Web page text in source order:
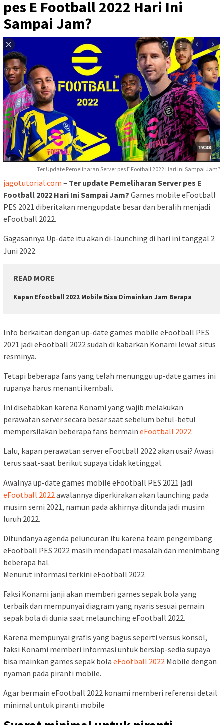
pes E Football 2022 Hari Ini
Sampai Jam?
Ter Update Pemeliharan Server pes E Football 2022 Hari Ini Sampai Jam?
jagotutorial.com – Ter update Pemeliharan Server pes E
Football 2022 Hari Ini Sampai Jam? Games mobile eFootball
PES 2021 diberitakan mengupdate besar dan beralih menjadi
eFootball 2022.
Gagasannya Up-date itu akan di-launching di hari ini tanggal 2
Juni 2022.
READ MORE
Kapan Efootball 2022 Mobile Bisa Dimainkan Jam Berapa
Info berkaitan dengan up-date games mobile eFootball PES
2021 jadi eFootball 2022 sudah di kabarkan Konami lewat situs
resminya.
Tetapi beberapa fans yang telah menunggu up-date games ini
rupanya harus menanti kembali.
Ini disebabkan karena Konami yang wajib melakukan
perawatan server secara besar saat sebelum betul-betul
mempersilakan beberapa fans bermain eFootball 2022.
Lalu, kapan perawatan server eFootball 2022 akan usai? Awasi
terus saat-saat berikut supaya tidak ketinggal.
Awalnya up-date games mobile eFootball PES 2021 jadi
eFootball 2022awalannya diperkirakan akan launching pada
musim semi 2021, namun pada akhirnya ditunda jadi musim
luruh 2022.
Ditundanya agenda peluncuran itu karena team pengembang
eFootball PES 2022 masih mendapati masalah dan menimbang
beberapa hal.
Menurut informasi terkini eFootball 2022
Faksi Konami janji akan memberi games sepak bola yang
terbaik dan mempunyai diagram yang nyaris sesuai pemain
sepak bola di dunia saat melaunching eFootball 2022.
Karena mempunyai grafis yang bagus seperti versus konsol,
faksi Konami memberi informasi untuk bersiap-sedia supaya
bisa mainkan games sepak bola eFootball 2022 Mobile dengan
nyaman pada piranti mobile.
Agar bermain eFootball 2022 konami memberi referensi detail
minimal untuk piranti mobile